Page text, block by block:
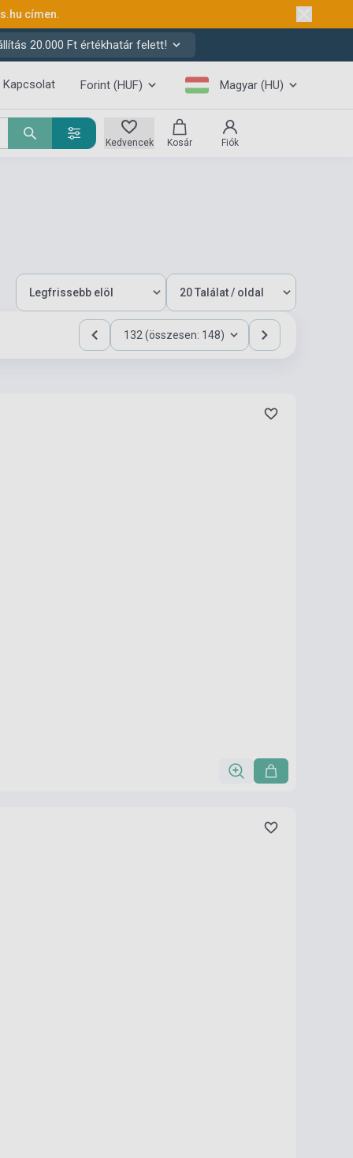
címen.
20.000 Ft értékhatár felett!
Kapcsolat Forint (HUF) Magyar (HU)
Kedvencek Kosár Fiók
132 (összesen: 148)